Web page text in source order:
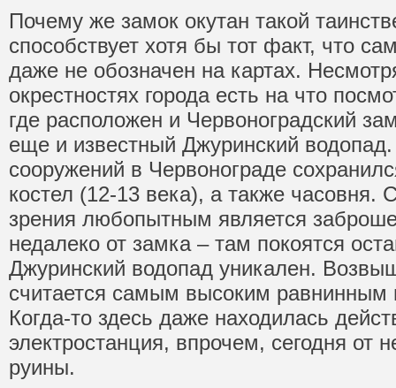
Почему же замок окутан такой
способствует хотя бы тот факт, что
даже не обозначен на картах.
окрестностях города есть на что
где расположен и Червоноградский
еще и известный Джуринский
сооружений в Червонограде
костел (12-13 века), а также часовня.
зрения любопытным является
недалеко от замка – там покоятся
Джуринский водопад уникален.
считается самым высоким равнинным
Когда-то здесь даже находилась
электростанция, впрочем, сегодня от
руины.